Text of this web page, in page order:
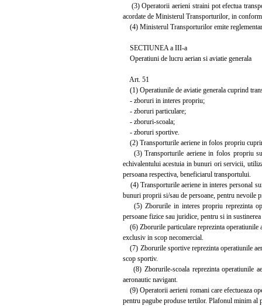
(3) Operatorii aerieni straini pot efectua
acordate de Ministerul Transporturilor, in
(4) Ministerul Transporturilor emite
SECTIUNEA a III-a
Operatiuni de lucru aerian si aviatie generala
Art. 51
(1) Operatiunile de aviatie generala cuprind
- zboruri in interes propriu;
- zboruri particulare;
- zboruri-scoala;
- zboruri sportive.
(2) Transporturile aeriene in folos propriu
(3) Transporturile aeriene in folos propriu
echivalentului acestuia in bunuri ori servicii,
persoana respectiva, beneficiarul transportului.
(4) Transporturile aeriene in interes personal
bunuri proprii si/sau de persoane, pentru nevoile
(5) Zborurile in interes propriu reprezinta
persoane fizice sau juridice, pentru si in
(6) Zborurile particulare reprezinta operatiunile
exclusiv in scop necomercial.
(7) Zborurile sportive reprezinta operatiunile
scop sportiv.
(8) Zborurile-scoala reprezinta operatiunile
aeronautic navigant.
(9) Operatorii aerieni romani care efectueaza
pentru pagube produse tertilor. Plafonul minim al